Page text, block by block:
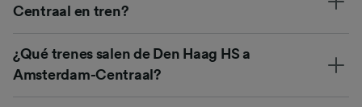
Centraal en tren?
¿Qué trenes salen de Den Haag HS a
Amsterdam-Centraal?